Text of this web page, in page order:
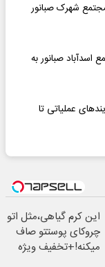
مجتمع شهرک صبانور
اسدآباد صبانور به
عملیاتی تا
این کرم گیاهی،مثل اتو
چروکای پوستتو صاف
میکنه!+تخفیف ویژه